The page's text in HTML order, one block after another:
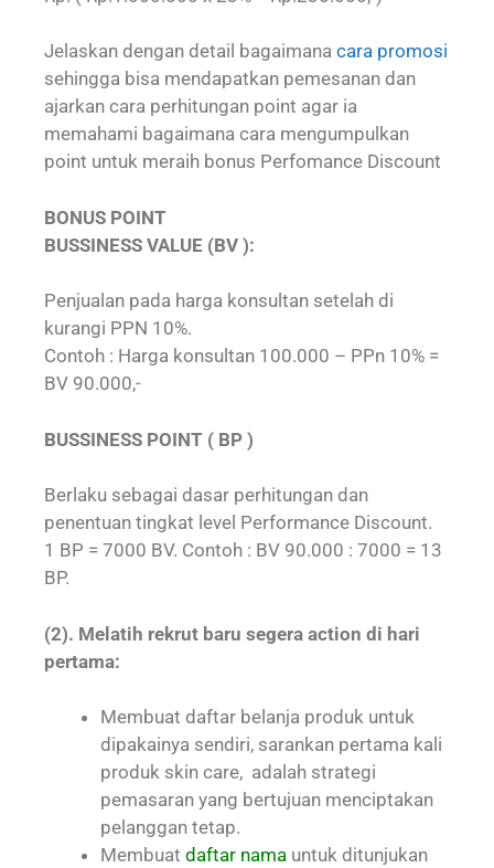
Jelaskan dengan detail bagaimana cara promosi
sehingga bisa mendapatkan pemesanan dan
ajarkan cara perhitungan point agar ia
memahami bagaimana cara mengumpulkan
point untuk meraih bonus Perfomance Discount
BONUS POINT
BUSSINESS VALUE (BV ):
Penjualan pada harga konsultan setelah di
kurangi PPN 10%.
Contoh : Harga konsultan 100.000 – PPn 10% =
BV 90.000,-
BUSSINESS POINT ( BP )
Berlaku sebagai dasar perhitungan dan
penentuan tingkat level Performance Discount.
1 BP = 7000 BV. Contoh : BV 90.000 : 7000 = 13
BP.
(2). Melatih rekrut baru segera action di hari
pertama:
Membuat daftar belanja produk untuk
dipakainya sendiri, sarankan pertama kali
produk skin care, adalah strategi
pemasaran yang bertujuan menciptakan
pelanggan tetap.
Membuat daftar nama untuk ditunjukan